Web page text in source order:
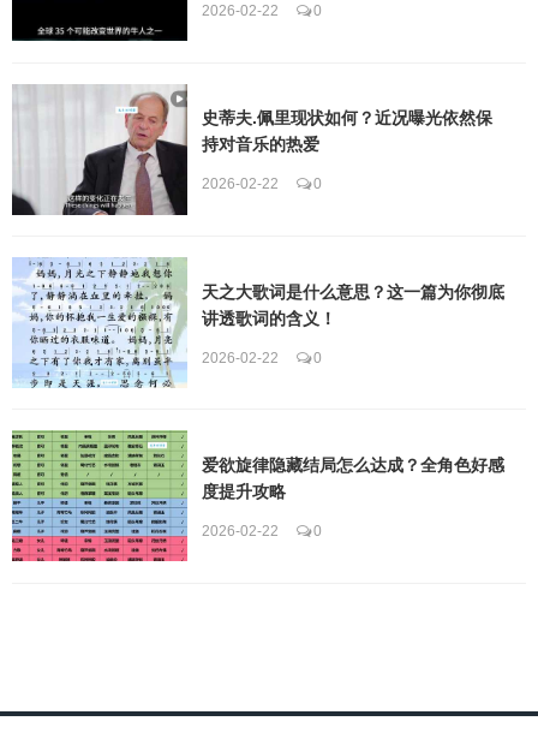
2026-02-22 0
史蒂夫.佩里现状如何？近况曝光依然保
持对音乐的热爱
2026-02-22 0
天之大歌词是什么意思？这一篇为你彻底
讲透歌词的含义！
2026-02-22 0
爱欲旋律隐藏结局怎么达成？全角色好感
度提升攻略
2026-02-22 0